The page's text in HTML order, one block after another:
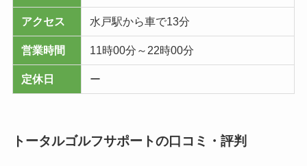
アクセス 水戸駅から車で13分
営業時間 11時00分～22時00分
定休日 ー
トータルゴルフサポートの口コミ・評判